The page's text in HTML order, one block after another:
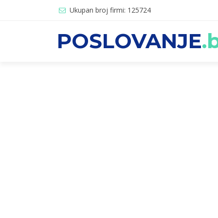
Ukupan broj firmi: 125724
POSLOVANJE